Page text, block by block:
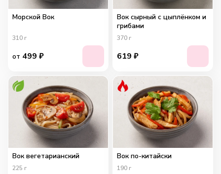
Морской Вок
310 г
от 499 ₽
Вок сырный с цыплёнком и
грибами
370 г
619 ₽
Вок вегетарианский
225 г
Вок по-китайски
190 г